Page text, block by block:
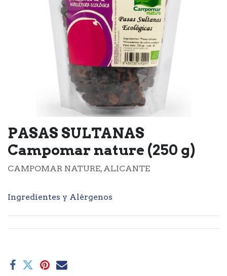
PASAS SULTANAS
Campomar nature (250 g)
CAMPOMAR NATURE, ALICANTE
Ingredientes y Alérgenos